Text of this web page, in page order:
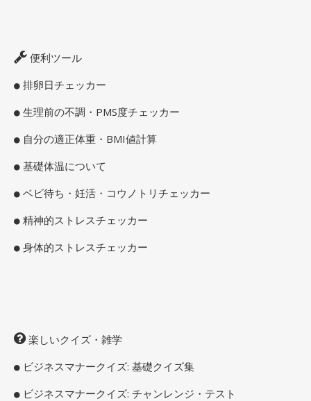
便利ツール
排卵日チェッカー
生理前の不調・PMS度チェッカー
自分の適正体重・BMI値計算
基礎体温について
ベビ待ち・妊活・コウノトリチェッカー
精神的ストレスチェッカー
身体的ストレスチェッカー
楽しいクイズ・雑学
ビジネスマナークイズ: 基礎クイズ集
ビジネスマナークイズ: チャンレンジ・テスト